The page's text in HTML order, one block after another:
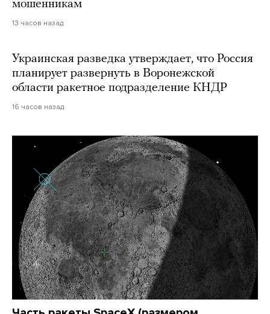
мошенникам
13 часов назад
Украинская разведка утверждает, что Россия
планирует развернуть в Воронежской
области ракетное подразделение КНДР
16 часов назад